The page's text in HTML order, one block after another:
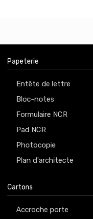
Papeterie
Entête de lettre
Bloc-notes
Formulaire NCR
Pad NCR
Photocopie
Plan d'architecte
Cartons
Accroche porte